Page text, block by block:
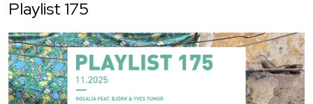
Playlist 175